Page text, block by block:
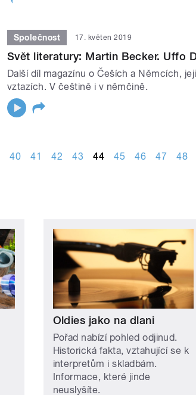
Společnost 17. květen 2019
Svět literatury: Martin Becker. Uffo
Další díl magazínu o Češích a Němcích,
vztazích. V češtině i v němčině.
40 41 42 43 44 45 46 47 48
Oldies jako na dlani
Pořad nabízí pohled odjinud.
Historická fakta, vztahující se k
interpretům i skladbám.
Informace, které jinde
neuslyšíte.